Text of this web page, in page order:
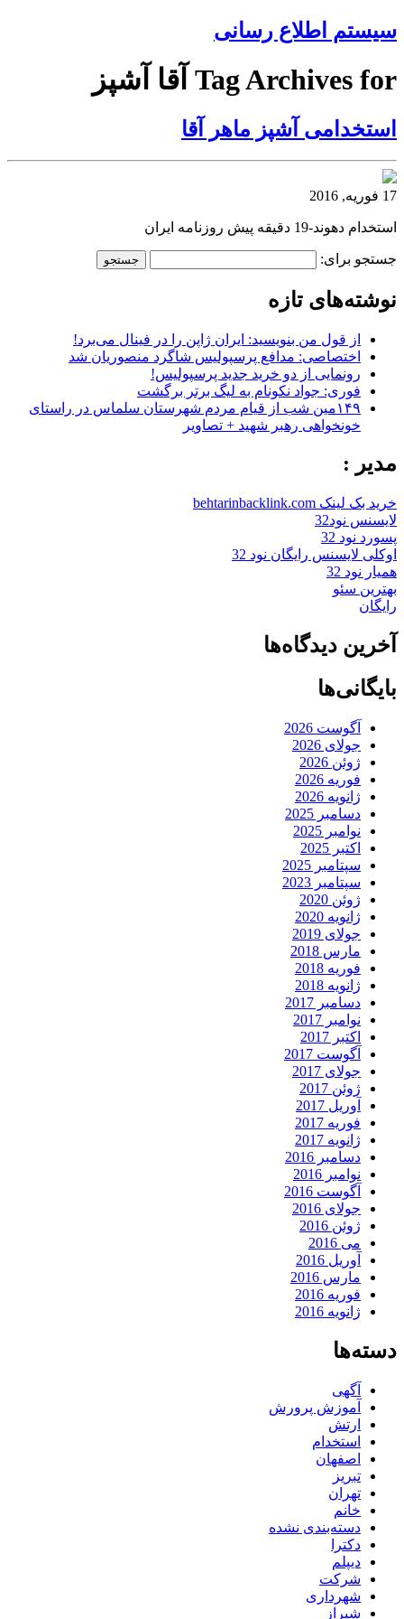
سیستم اطلاع رسانی
Tag Archives for آقا آشپز
استخدامی آشپز ماهر آقا
17 فوریه, 2016
استخدام دهوند-19 دقیقه پیش روزنامه ایران
جستجو برای:
نوشته‌های تازه
از قول من بنویسید: ایران ژاپن را در فینال می‌برد!
اختصاصی: مدافع پرسپولیس شاگرد منصوریان شد
رونمایی از دو خرید جدید پرسپولیس!
فوری: جواد نکونام به لیگ برتر برگشت
۱۴۹مین شب از قیام مردم شهرستان سلماس در راستای
خونخواهی رهبر شهید + تصاویر
مدیر :
خرید بک لینک behtarinbacklink.com
لایسنس نود32
پسورد نود 32
اوکلی لایسنس رایگان نود 32
همیار نود 32
بهترین سئو
رایگان
آخرین دیدگاه‌ها
بایگانی‌ها
آگوست 2026
جولای 2026
ژوئن 2026
فوریه 2026
ژانویه 2026
دسامبر 2025
نوامبر 2025
اکتبر 2025
سپتامبر 2025
سپتامبر 2023
ژوئن 2020
ژانویه 2020
جولای 2019
مارس 2018
فوریه 2018
ژانویه 2018
دسامبر 2017
نوامبر 2017
اکتبر 2017
آگوست 2017
جولای 2017
ژوئن 2017
آوریل 2017
فوریه 2017
ژانویه 2017
دسامبر 2016
نوامبر 2016
آگوست 2016
جولای 2016
ژوئن 2016
می 2016
آوریل 2016
مارس 2016
فوریه 2016
ژانویه 2016
دسته‌ها
آگهی
آموزش پرورش
ارتش
استخدام
اصفهان
تبریز
تهران
خانم
دسته‌بندی نشده
دکترا
دیپلم
شرکت
شهرداری
شیراز